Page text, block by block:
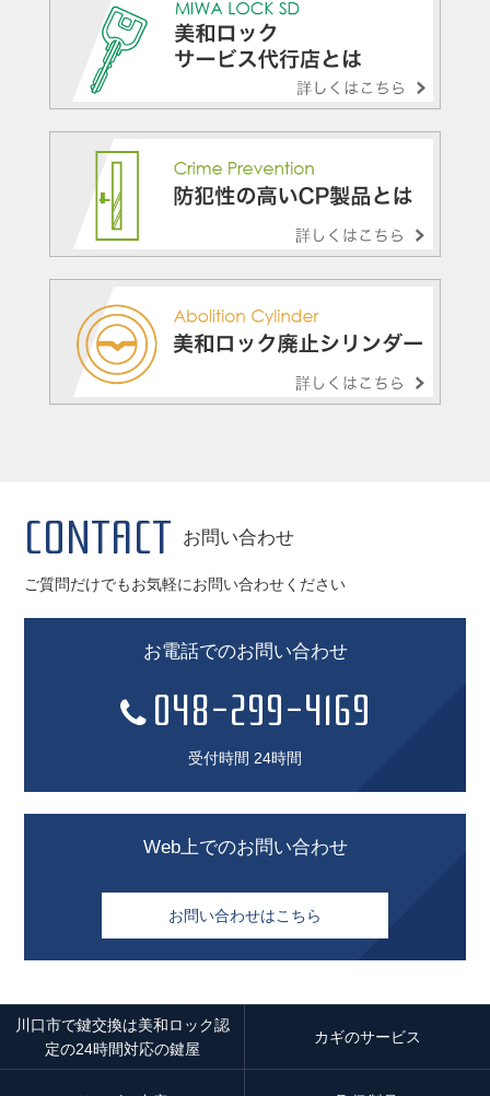
CONTACT お問い合わせ
ご質問だけでもお気軽にお問い合わせください
お電話でのお問い合わせ
048-299-4169
受付時間 24時間
Web上でのお問い合わせ
お問い合わせはこちら
川口市で鍵交換は美和ロック認
定の24時間対応の鍵屋
カギのサービス